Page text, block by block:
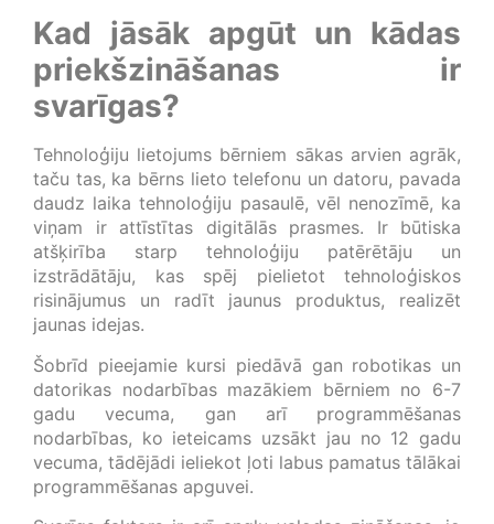
Kad jāsāk apgūt un kādas
priekšzināšanas ir
svarīgas?
Tehnoloģiju lietojums bērniem sākas arvien agrāk,
taču tas, ka bērns lieto telefonu un datoru, pavada
daudz laika tehnoloģiju pasaulē, vēl nenozīmē, ka
viņam ir attīstītas digitālās prasmes. Ir būtiska
atšķirība starp tehnoloģiju patērētāju un
izstrādātāju, kas spēj pielietot tehnoloģiskos
risinājumus un radīt jaunus produktus, realizēt
jaunas idejas.
Šobrīd pieejamie kursi piedāvā gan robotikas un
datorikas nodarbības mazākiem bērniem no 6-7
gadu vecuma, gan arī programmēšanas
nodarbības, ko ieteicams uzsākt jau no 12 gadu
vecuma, tādējādi ieliekot ļoti labus pamatus tālākai
programmēšanas apguvei.